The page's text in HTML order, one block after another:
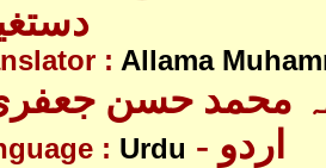
: Allama
محمد حسن
: Urdu - اردو